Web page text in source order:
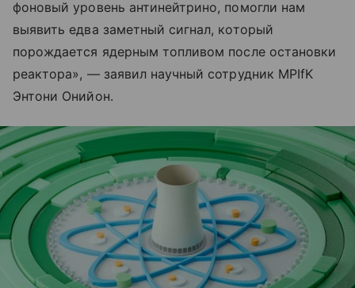
фоновый уровень антинейтрино, помогли нам
выявить едва заметный сигнал, который
порождается ядерным топливом после остановки
реактора», — заявил научный сотрудник MPIfK
Энтони Онийон.